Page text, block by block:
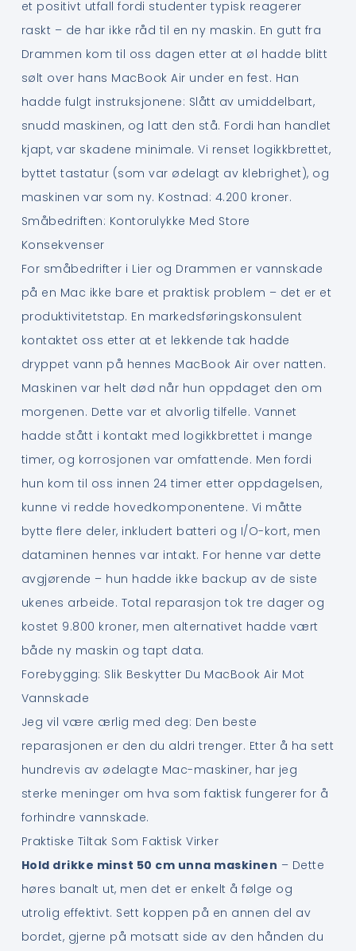
et positivt utfall fordi studenter typisk reagerer
raskt – de har ikke råd til en ny maskin. En gutt fra
Drammen kom til oss dagen etter at øl hadde blitt
sølt over hans MacBook Air under en fest. Han
hadde fulgt instruksjonene: Slått av umiddelbart,
snudd maskinen, og latt den stå. Fordi han handlet
kjapt, var skadene minimale. Vi renset logikkbrettet,
byttet tastatur (som var ødelagt av klebrighet), og
maskinen var som ny. Kostnad: 4.200 kroner.
Småbedriften: Kontorulykke Med Store
Konsekvenser
For småbedrifter i Lier og Drammen er vannskade
på en Mac ikke bare et praktisk problem – det er et
produktivitetstap. En markedsføringskonsulent
kontaktet oss etter at et lekkende tak hadde
dryppet vann på hennes MacBook Air over natten.
Maskinen var helt død når hun oppdaget den om
morgenen. Dette var et alvorlig tilfelle. Vannet
hadde stått i kontakt med logikkbrettet i mange
timer, og korrosjonen var omfattende. Men fordi
hun kom til oss innen 24 timer etter oppdagelsen,
kunne vi redde hovedkomponentene. Vi måtte
bytte flere deler, inkludert batteri og I/O-kort, men
dataminen hennes var intakt. For henne var dette
avgjørende – hun hadde ikke backup av de siste
ukenes arbeide. Total reparasjon tok tre dager og
kostet 9.800 kroner, men alternativet hadde vært
både ny maskin og tapt data.
Forebygging: Slik Beskytter Du MacBook Air Mot
Vannskade
Jeg vil være ærlig med deg: Den beste
reparasjonen er den du aldri trenger. Etter å ha sett
hundrevis av ødelagte Mac-maskiner, har jeg
sterke meninger om hva som faktisk fungerer for å
forhindre vannskade.
Praktiske Tiltak Som Faktisk Virker
Hold drikke minst 50 cm unna maskinen – Dette
høres banalt ut, men det er enkelt å følge og
utrolig effektivt. Sett koppen på en annen del av
bordet, gjerne på motsatt side av den hånden du